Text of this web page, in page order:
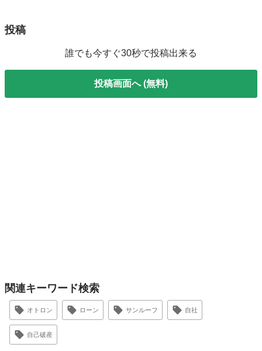
投稿
誰でも今すぐ30秒で投稿出来る
投稿画面へ (無料)
関連キーワード検索
オトロン ローン サンルーフ 自社
自己破産